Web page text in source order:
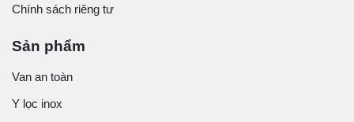
Chính sách riêng tư
Sản phẩm
Van an toàn
Y lọc inox